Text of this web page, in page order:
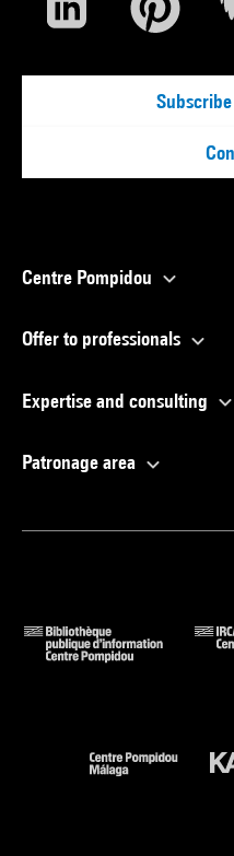
Centre Pompidou
Offer to professionals
Expertise and consulting
Patronage area